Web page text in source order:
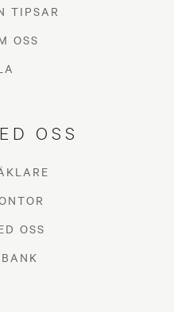
TIPSAR
OSS
OSS
OSS